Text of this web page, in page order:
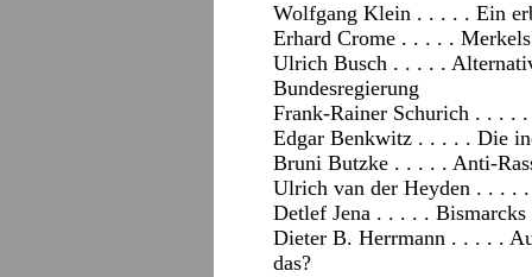
Wolfgang Klein . . . . . Ein
Erhard Crome . . . . .
Ulrich Busch . . . . .
Bundesregierung
Frank-Rainer Schurich . . . .
Edgar Benkwitz . . . . . Die
Bruni Butzke . . . . . Anti-
Ulrich van der Heyden . . . .
Detlef Jena . . . . . Bismarcks
Dieter B. Herrmann . . . . .
das?